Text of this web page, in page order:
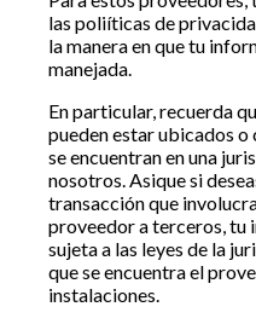
las poliíticas de
la manera en que tu
manejada.
En particular, recuerda
pueden estar ubicados
se encuentran en una
nosotros. Asique si
transacción que
proveedor a terceros, tu
sujeta a las leyes de la
que se encuentra el
instalaciones.